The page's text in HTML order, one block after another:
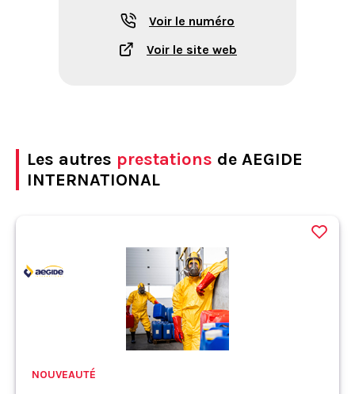
Voir le numéro
Voir le site web
Les autres prestations de AEGIDE
INTERNATIONAL
NOUVEAUTÉ